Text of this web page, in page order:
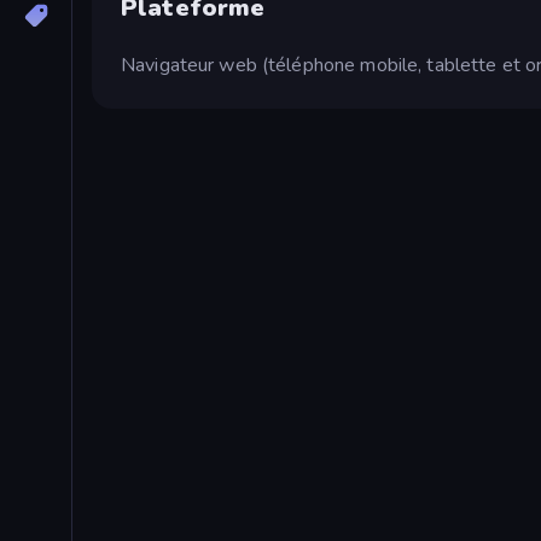
Plateforme
Navigateur web (téléphone mobile, tablette et